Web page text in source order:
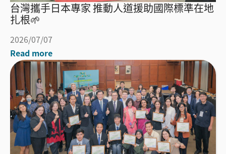
台灣攜手日本專家 推動人道援助國際標準在地
扎根🌱
2026/07/07
Read more